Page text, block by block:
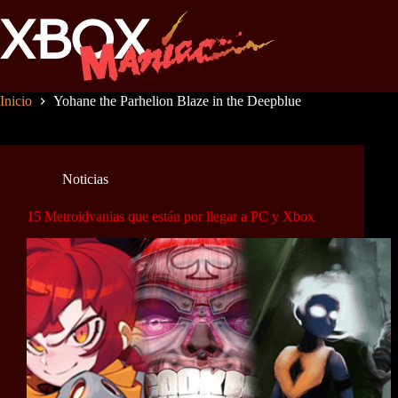
al
contenido
Inicio Yohane the Parhelion Blaze in the Deepblue
Noticias
15 Metroidvanias que están por llegar a PC y Xbox